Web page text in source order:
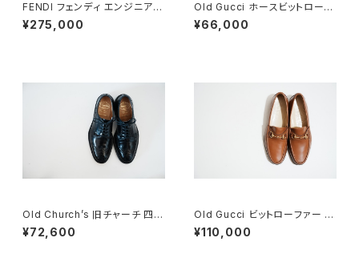
FENDI フェンディ エンジニアブ
ーツ 8.5
¥275,000
Old Gucci ホースビットローフ
ァー 36C NV
¥66,000
Old Church’s 旧チャーチ 四都
市 Grafton グラフトン 70F
¥72,600
Old Gucci ビットローファー 41
E Brown Deadstock
¥110,000